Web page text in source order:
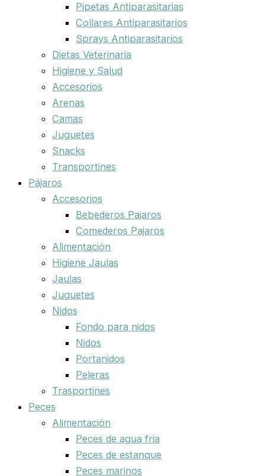
Pipetas Antiparasitarias
Collares Antiparasitarios
Sprays Antiparasitarios
Dietas Veterinaria
Higiene y Salud
Accesorios
Arenas
Camas
Juguetes
Snacks
Transportines
Pájaros
Accesorios
Bebederos Pajaros
Comederos Pajaros
Alimentación
Higiene Jaulas
Jaulas
Juguetes
Nidos
Fondo para nidos
Nidos
Portanidos
Peleras
Trasportines
Peces
Alimentación
Peces de agua fria
Peces de estanque
Peces marinos